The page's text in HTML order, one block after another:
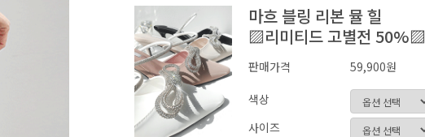
마흐 블링 리본 뮬 힐
▨리미티드 고별전 50%▨
판매가격
59,900원
색상
사이즈